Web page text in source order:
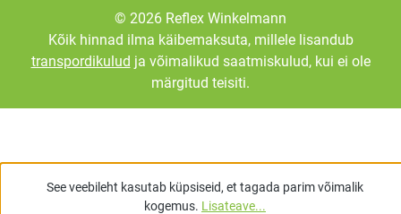
© 2026 Reflex Winkelmann
Kõik hinnad ilma käibemaksuta, millele lisandub
transpordikulud ja võimalikud saatmiskulud, kui ei ole
märgitud teisiti.
See veebileht kasutab küpsiseid, et tagada parim võimalik
kogemus. Lisateave...